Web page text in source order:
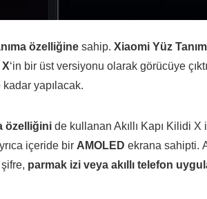
özelliğine sahip. Xiaomi Yüz
‘in bir üst versiyonu olarak görücüye
kadar yapılacak.
özelliğini de kullanan Akıllı Kapı Kilidi X
içeride bir AMOLED ekrana sahipti.
parmak izi veya akıllı telefon